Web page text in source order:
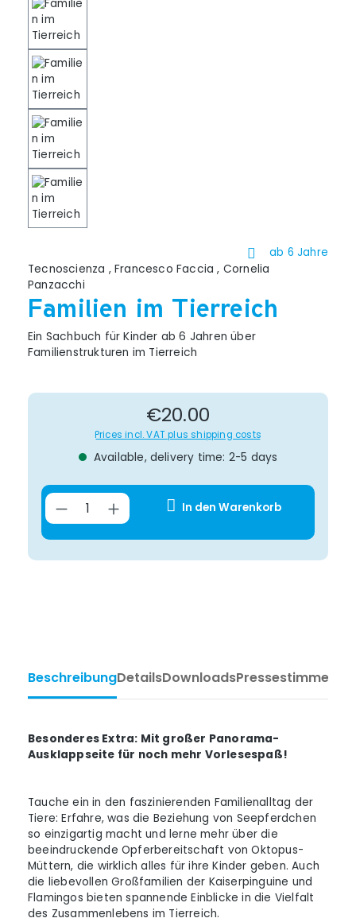
ab 6 Jahre
Tecnoscienza ,Francesco Faccia, Cornelia
Panzacchi
Familien im Tierreich
Ein Sachbuch für Kinder ab 6 Jahren über
Familienstrukturen im Tierreich
Regular price:
€20.00
Prices incl. VAT plus shipping costs
Available, delivery time: 2-5 days
Product Quantity: Enter the
In den Warenkorb
BeschreibungDetailsDownloadsPressestimmen
Besonderes Extra: Mit großer Panorama-
Ausklappseite für noch mehr Vorlesespaß!
Tauche ein in den faszinierenden Familienalltag der
Tiere: Erfahre, was die Beziehung von Seepferdchen
so einzigartig macht und lerne mehr über die
beeindruckende Opferbereitschaft von Oktopus-
Müttern, die wirklich alles für ihre Kinder geben. Auch
die liebevollen Großfamilien der Kaiserpinguine und
Flamingos bieten spannende Einblicke in die Vielfalt
des Zusammenlebens im Tierreich.